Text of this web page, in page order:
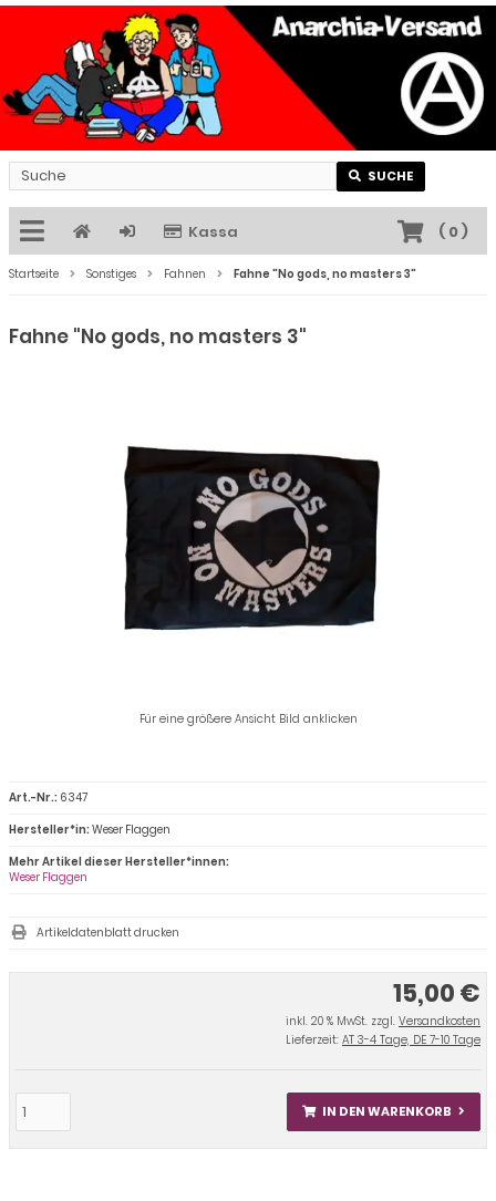
SUCHE
Kassa ( 0)
Startseite Sonstiges Fahnen Fahne "No gods, no masters 3"
Fahne "No gods, no masters 3"
Für eine größere Ansicht Bild anklicken
15,00 €
inkl. 20 % MwSt. zzgl. Versandkosten
Lieferzeit: AT 3-4 Tage, DE 7-10 Tage
IN DEN WARENKORB
Art.-Nr.: 6347
Hersteller*in:Weser Flaggen
Mehr Artikel dieser Hersteller*innen:
Weser Flaggen
Artikeldatenblatt drucken